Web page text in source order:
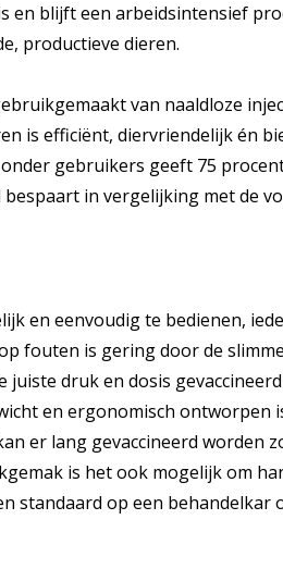
en blijft een arbeidsintensief
productieve dieren.
van naaldloze
is efficiënt, diervriendelijk én
gebruikers geeft 75
in vergelijking met de
en eenvoudig te bedienen,
fouten is gering door de
druk en dosis
en ergonomisch ontworpen
er lang gevaccineerd worden
is het ook mogelijk om
standaard op een behandelkar